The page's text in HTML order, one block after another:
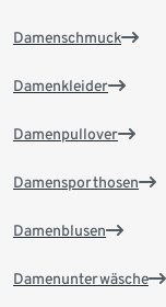
Damenschmuck
Damenkleider
Damenpullover
Damensporthosen
Damenblusen
Damenunterwäsche